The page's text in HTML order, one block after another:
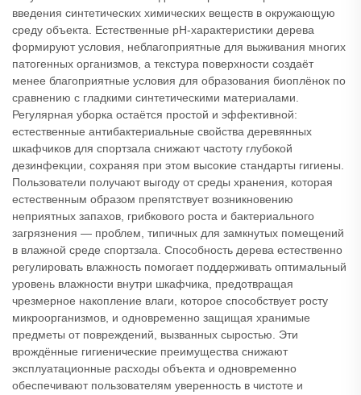
введения синтетических химических веществ в окружающую
среду объекта. Естественные pH-характеристики дерева
формируют условия, неблагоприятные для выживания многих
патогенных организмов, а текстура поверхности создаёт
менее благоприятные условия для образования биоплёнок по
сравнению с гладкими синтетическими материалами.
Регулярная уборка остаётся простой и эффективной:
естественные антибактериальные свойства деревянных
шкафчиков для спортзала снижают частоту глубокой
дезинфекции, сохраняя при этом высокие стандарты гигиены.
Пользователи получают выгоду от среды хранения, которая
естественным образом препятствует возникновению
неприятных запахов, грибкового роста и бактериального
загрязнения — проблем, типичных для замкнутых помещений
в влажной среде спортзала. Способность дерева естественно
регулировать влажность помогает поддерживать оптимальный
уровень влажности внутри шкафчика, предотвращая
чрезмерное накопление влаги, которое способствует росту
микроорганизмов, и одновременно защищая хранимые
предметы от повреждений, вызванных сыростью. Эти
врождённые гигиенические преимущества снижают
эксплуатационные расходы объекта и одновременно
обеспечивают пользователям уверенность в чистоте и